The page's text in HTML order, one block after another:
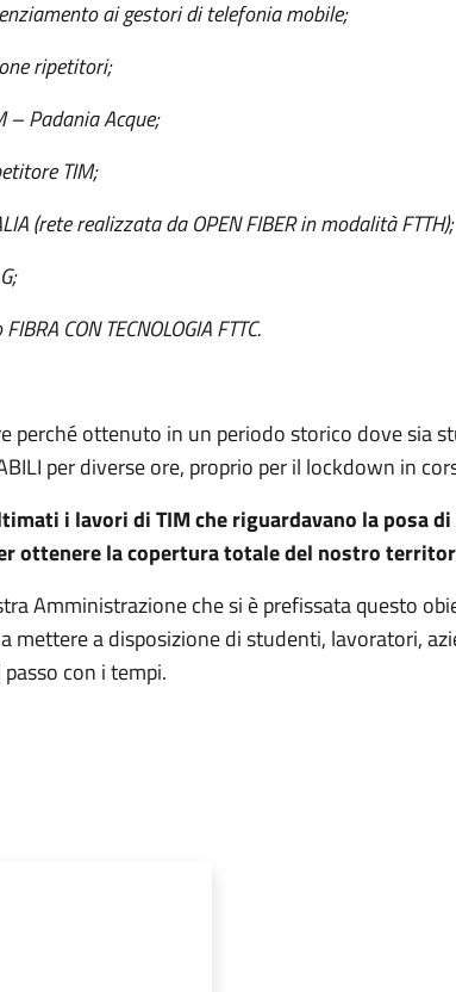
ai gestori di telefonia mobile;
ripetitori;
– Padania Acque;
TIM;
(rete realizzata da OPEN FIBER in modalità FTTH);
CON TECNOLOGIA FTTC.
perché ottenuto in un periodo storico dove sia
per diverse ore, proprio per il lockdown in
i lavori di TIM che riguardavano la posa di
ottenere la copertura totale del nostro
Amministrazione che si è prefissata questo
mettere a disposizione di studenti, lavoratori,
con i tempi.